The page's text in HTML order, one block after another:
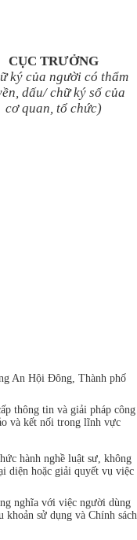
CỤC TRƯỞNG
ký của người có thẩm
dấu/ chữký số của
cơ quan, tổ chức)
An Hội Đông, Thành phố
thông tin và giải pháp công
và kết nối trong lĩnh vực
hành nghề luật sư, không
diện hoặc giải quyết vụ việc
nghĩa với việc người dùng
sử dụng và Chính sách